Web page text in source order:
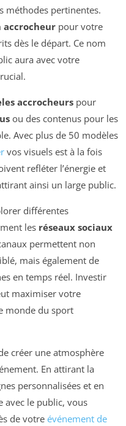
méthodes pertinentes.
accrocheur pour votre
dès le départ. Ce nom
aura avec votre
accrocheurs pour
ou des contenus pour les
Avec plus de 50 modèles
vos visuels est à la fois
refléter l’énergie et
ainsi un large public.
différentes
les réseaux sociaux
permettent non
mais également de
en temps réel. Investir
maximiser votre
monde du sport
créer une atmosphère
En attirant la
personnalisées et en
avec le public, vous
de votre événement de